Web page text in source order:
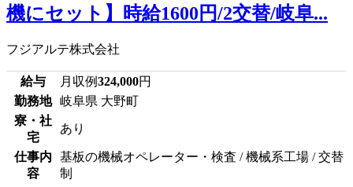
機にセット】時給1600円/2交替/岐阜...
フジアルテ株式会社
給与 月収例324,000円
勤務地
岐阜県 大野町
寮・社
宅
あり
仕事内
容
基板の機械オペレーター・検査 / 機械系工場 / 交替
制